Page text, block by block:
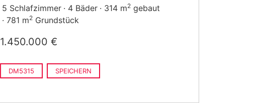
5 Schlafzimmer 4 Bäder 314 m2 gebaut
781 m2 Grundstück
1.450.000 €
DM5315 SPEICHERN